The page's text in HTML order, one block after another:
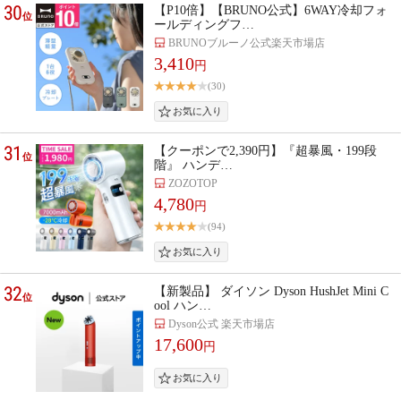
30位
【P10倍】【BRUNO公式】6WAY冷却フォ
ールディングフ…
BRUNOブルーノ公式楽天市場店
3,410円
(30)
31位
【クーポンで2,390円】『超暴風・199段
階』 ハンデ…
ZOZOTOP
4,780円
(94)
32位
【新製品】 ダイソン Dyson HushJet Mini C
ool ハン…
Dyson公式 楽天市場店
17,600円